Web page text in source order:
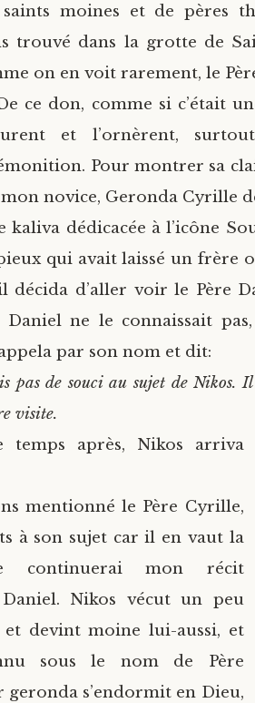
moines et de pères
trouvé dans la grotte de
on en voit rarement, le
ce don, comme si c’était
et l’ornèrent,
Pour montrer sa
novice, Geronda Cyrille
kaliva dédicacée à l’icône
qui avait laissé un frère
décida d’aller voir le Père
Daniel ne le connaissait
par son nom et dit:
pas de souci au sujet de Nikos.
visite.
après, Nikos arriva
mentionné le Père Cyrille,
à son sujet car il en vaut la
continuerai mon récit
Nikos vécut un peu
devint moine lui-aussi, et
sous le nom de Père
s’endormit en Dieu,